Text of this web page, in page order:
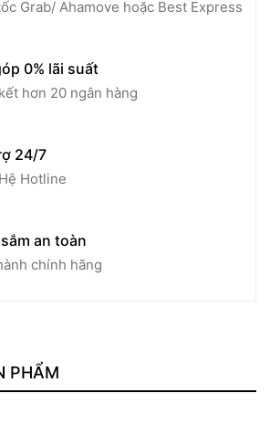
Grab/ Ahamove hoặc Best Express
0% lãi suất
hơn 20 ngân hàng
24/7
Hotline
an toàn
chính hãng
PHẨM